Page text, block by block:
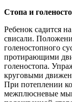
Стопа и
Ребенок садится
свисали.
голеностопного
протирающими
голеностопа.
круговыми
При потеплении
межплюсневые